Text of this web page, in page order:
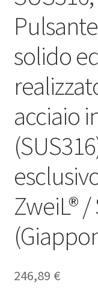
solido
acciaio
ZweiL®
246,89 €